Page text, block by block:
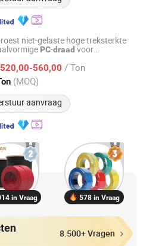
niet-gelaste hoge treksterkte
PC-draad voor
560,00 / Ton
(MOQ)
aanvraag
Co., Ltd.
2024
in Vraag 578 in Vraag
8.500+ Vragen